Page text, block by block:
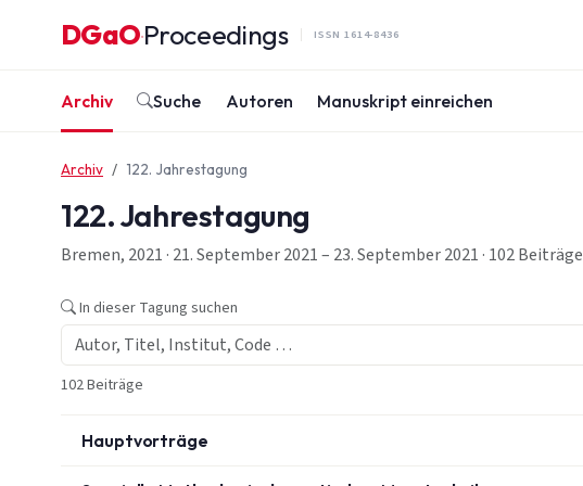
DGaO·Proceedings ISSN 1614-8436
Archiv Suche Autoren Manuskript einreichen
Archiv 122. Jahrestagung
122. Jahrestagung
Bremen, 2021 · 21. September 2021 – 23. September 2021 · 102 Beiträge
In dieser Tagung suchen
102 Beiträge
Hauptvorträge